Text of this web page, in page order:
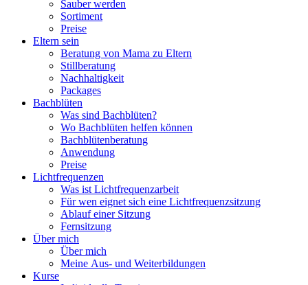
Sauber werden
Sortiment
Preise
Eltern sein
Beratung von Mama zu Eltern
Stillberatung
Nachhaltigkeit
Packages
Bachblüten
Was sind Bachblüten?
Wo Bachblüten helfen können
Bachblütenberatung
Anwendung
Preise
Lichtfrequenzen
Was ist Lichtfrequenzarbeit
Für wen eignet sich eine Lichtfrequenzsitzung
Ablauf einer Sitzung
Fernsitzung
Über mich
Über mich
Meine Aus- und Weiterbildungen
Kurse